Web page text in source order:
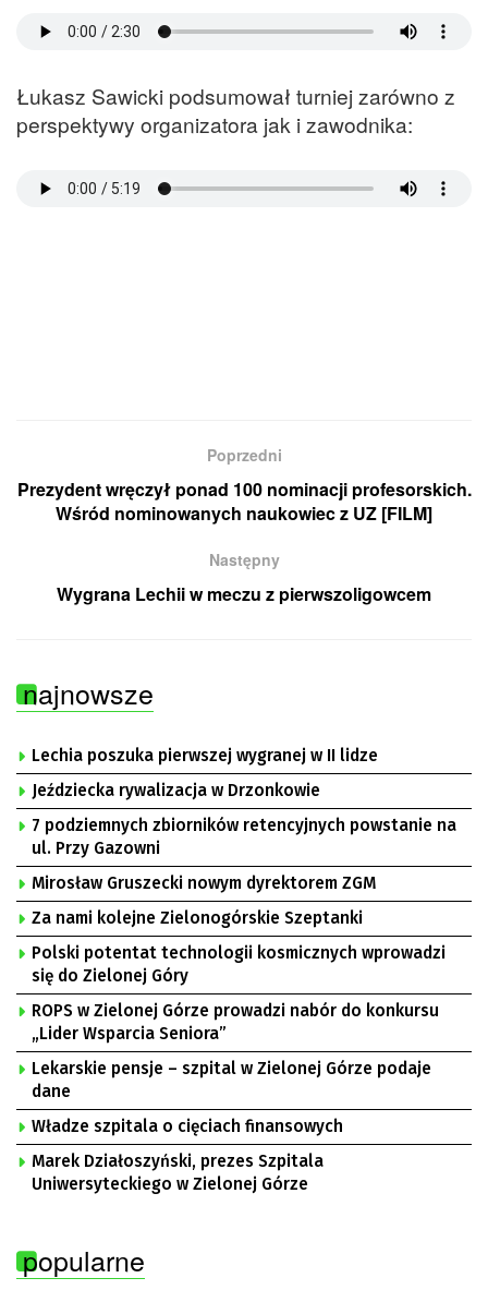
Łukasz Sawicki podsumował turniej zarówno z
perspektywy organizatora jak i zawodnika:
Poprzedni
Prezydent wręczył ponad 100 nominacji profesorskich.
Wśród nominowanych naukowiec z UZ [FILM]
Następny
Wygrana Lechii w meczu z pierwszoligowcem
najnowsze
Lechia poszuka pierwszej wygranej w II lidze
Jeździecka rywalizacja w Drzonkowie
7 podziemnych zbiorników retencyjnych powstanie na
ul. Przy Gazowni
Mirosław Gruszecki nowym dyrektorem ZGM
Za nami kolejne Zielonogórskie Szeptanki
Polski potentat technologii kosmicznych wprowadzi
się do Zielonej Góry
ROPS w Zielonej Górze prowadzi nabór do konkursu
„Lider Wsparcia Seniora”
Lekarskie pensje – szpital w Zielonej Górze podaje
dane
Władze szpitala o cięciach finansowych
Marek Działoszyński, prezes Szpitala
Uniwersyteckiego w Zielonej Górze
popularne